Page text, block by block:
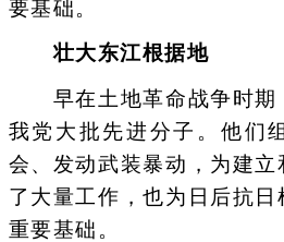
要基础。
壮大东江根据地
早在土地革命战争时期
我党大批先进分子。他们
会、发动武装暴动，为建
了大量工作，也为日后抗日
重要基础。